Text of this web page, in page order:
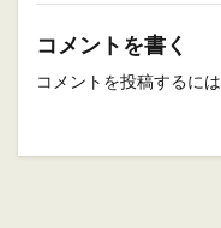
コメントを書く
コメントを投稿するには